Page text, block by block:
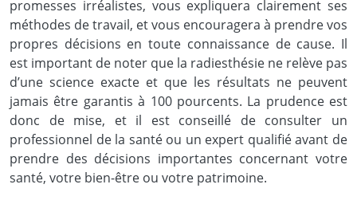
promesses irréalistes, vous expliquera clairement ses
méthodes de travail, et vous encouragera à prendre vos
propres décisions en toute connaissance de cause. Il
est important de noter que la radiesthésie ne relève pas
d’une science exacte et que les résultats ne peuvent
jamais être garantis à 100 pourcents. La prudence est
donc de mise, et il est conseillé de consulter un
professionnel de la santé ou un expert qualifié avant de
prendre des décisions importantes concernant votre
santé, votre bien-être ou votre patrimoine.